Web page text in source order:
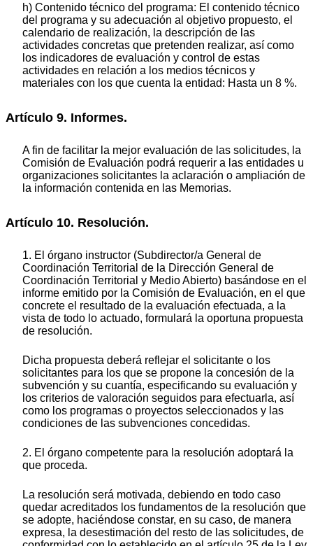
h) Contenido técnico del programa: El contenido técnico
del programa y su adecuación al objetivo propuesto, el
calendario de realización, la descripción de las
actividades concretas que pretenden realizar, así como
los indicadores de evaluación y control de estas
actividades en relación a los medios técnicos y
materiales con los que cuenta la entidad: Hasta un 8 %.
Artículo 9. Informes.
A fin de facilitar la mejor evaluación de las solicitudes, la
Comisión de Evaluación podrá requerir a las entidades u
organizaciones solicitantes la aclaración o ampliación de
la información contenida en las Memorias.
Artículo 10. Resolución.
1. El órgano instructor (Subdirector/a General de
Coordinación Territorial de la Dirección General de
Coordinación Territorial y Medio Abierto) basándose en el
informe emitido por la Comisión de Evaluación, en el que
concrete el resultado de la evaluación efectuada, a la
vista de todo lo actuado, formulará la oportuna propuesta
de resolución.
Dicha propuesta deberá reflejar el solicitante o los
solicitantes para los que se propone la concesión de la
subvención y su cuantía, especificando su evaluación y
los criterios de valoración seguidos para efectuarla, así
como los programas o proyectos seleccionados y las
condiciones de las subvenciones concedidas.
2. El órgano competente para la resolución adoptará la
que proceda.
La resolución será motivada, debiendo en todo caso
quedar acreditados los fundamentos de la resolución que
se adopte, haciéndose constar, en su caso, de manera
expresa, la desestimación del resto de las solicitudes, de